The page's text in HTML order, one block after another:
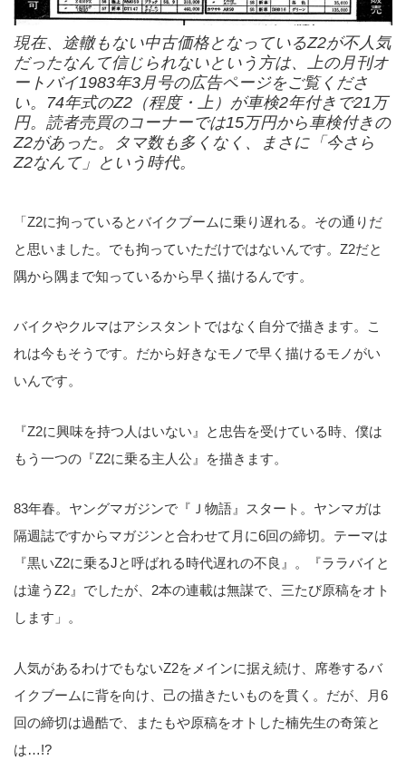
現在、途轍もない中古価格となっているZ2が不人気
だったなんて信じられないという方は、上の月刊オ
ートバイ1983年3月号の広告ページをご覧くださ
い。74年式のZ2（程度・上）が車検2年付きで21万
円。読者売買のコーナーでは15万円から車検付きの
Z2があった。タマ数も多くなく、まさに「今さら
Z2なんて」という時代。
「Z2に拘っているとバイクブームに乗り遅れる。その通りだ
と思いました。でも拘っていただけではないんです。Z2だと
隅から隅まで知っているから早く描けるんです。
バイクやクルマはアシスタントではなく自分で描きます。こ
れは今もそうです。だから好きなモノで早く描けるモノがい
いんです。
『Z2に興味を持つ人はいない』と忠告を受けている時、僕は
もう一つの『Z2に乗る主人公』を描きます。
83年春。ヤングマガジンで『Ｊ物語』スタート。ヤンマガは
隔週誌ですからマガジンと合わせて月に6回の締切。テーマは
『黒いZ2に乗るJと呼ばれる時代遅れの不良』。『ララバイと
は違うZ2』でしたが、2本の連載は無謀で、三たび原稿をオト
します」。
人気があるわけでもないZ2をメインに据え続け、席巻するバ
イクブームに背を向け、己の描きたいものを貫く。だが、月6
回の締切は過酷で、またもや原稿をオトした楠先生の奇策と
は…!?